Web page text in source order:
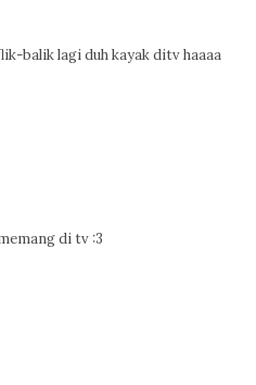
balik lagi duh kayak ditv haaaa
di tv :3